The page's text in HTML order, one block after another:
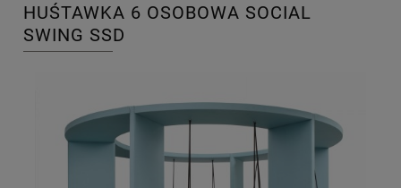
HUŚTAWKA 6 OSOBOWA SOCIAL
SWING SSD